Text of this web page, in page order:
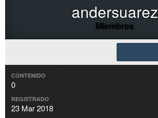
andersuarez
Miembros
CONTENIDO
0
REGISTRADO
23 Mar 2018